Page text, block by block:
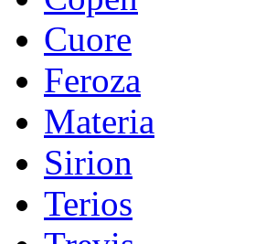
Cuore
Feroza
Materia
Sirion
Terios